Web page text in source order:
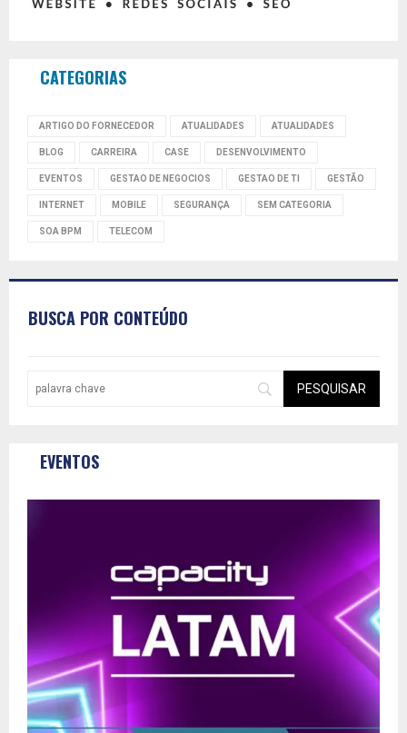
CATEGORIAS
ARTIGO DO FORNECEDOR ATUALIDADES ATUALIDADES
BLOG CARREIRA CASE DESENVOLVIMENTO
EVENTOS GESTAO DE NEGOCIOS GESTAO DE TI GESTÃO
INTERNET MOBILE SEGURANÇA SEM CATEGORIA
SOA BPM TELECOM
BUSCA POR CONTEÚDO
EVENTOS